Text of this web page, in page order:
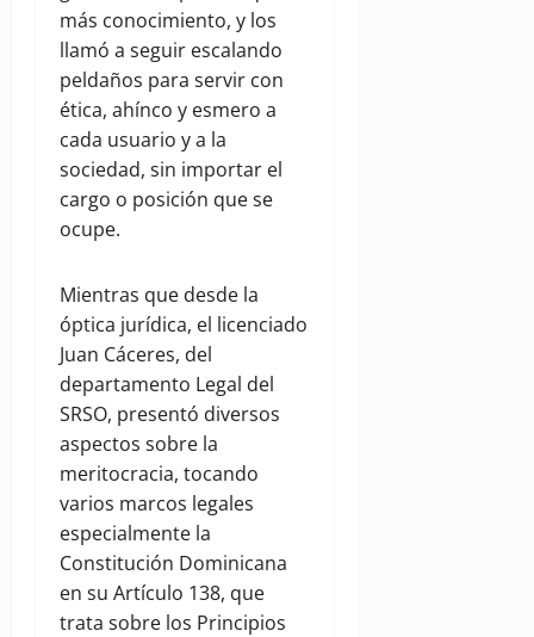
más conocimiento, y los
llamó a seguir escalando
peldaños para servir con
ética, ahínco y esmero a
cada usuario y a la
sociedad, sin importar el
cargo o posición que se
ocupe.
Mientras que desde la
óptica jurídica, el licenciado
Juan Cáceres, del
departamento Legal del
SRSO, presentó diversos
aspectos sobre la
meritocracia, tocando
varios marcos legales
especialmente la
Constitución Dominicana
en su Artículo 138, que
trata sobre los Principios